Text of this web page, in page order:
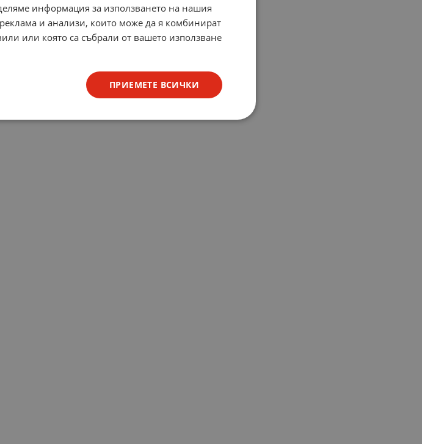
информация за използването на нашия
и анализи, които може да я комбинират
или която са събрали от вашето използване
ПРИЕМЕТЕ ВСИЧКИ